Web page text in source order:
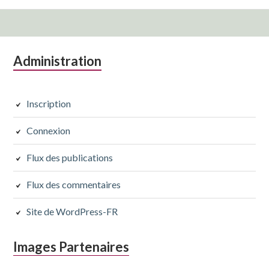
Colonne
subsidiaire
Administration
Inscription
Connexion
Flux des publications
Flux des commentaires
Site de WordPress-FR
Images Partenaires